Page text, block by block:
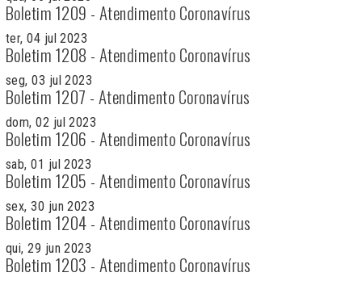
Boletim 1209 - Atendimento Coronavírus
ter, 04 jul 2023
Boletim 1208 - Atendimento Coronavírus
seg, 03 jul 2023
Boletim 1207 - Atendimento Coronavírus
dom, 02 jul 2023
Boletim 1206 - Atendimento Coronavírus
sab, 01 jul 2023
Boletim 1205 - Atendimento Coronavírus
sex, 30 jun 2023
Boletim 1204 - Atendimento Coronavírus
qui, 29 jun 2023
Boletim 1203 - Atendimento Coronavírus